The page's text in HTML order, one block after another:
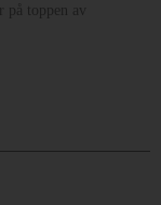
på toppen av